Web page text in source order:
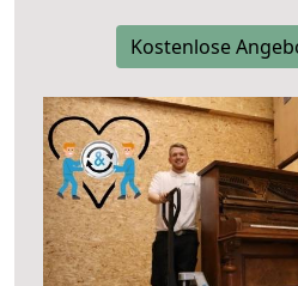
Kostenlose